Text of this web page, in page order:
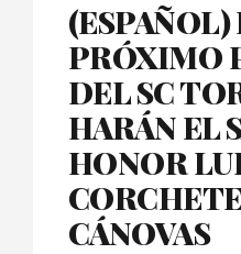
(ESPAÑOL)
PRÓXIMO
DEL SC
HARÁN EL
HONOR
CÁNOVAS